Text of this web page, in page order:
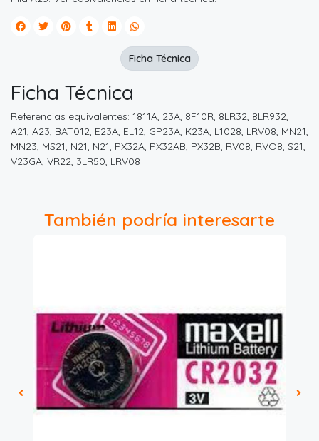
Ficha Técnica
Referencias equivalentes: 1811A, 23A, 8F10R, 8LR32, 8LR932,
A21, A23, BAT012, E23A, EL12, GP23A, K23A, L1028, LRV08, MN21,
MN23, MS21, N21, N21, PX32A, PX32AB, PX32B, RV08, RVO8, S21,
V23GA, VR22, 3LR50, LRV08
Ficha Técnica
También podría interesarte